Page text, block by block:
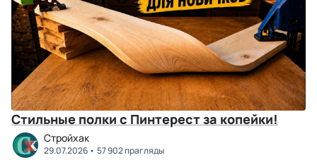
Стильные полки с Пинтерест за копейки!
Стройхак
29.07.2026 57 902 прагляды